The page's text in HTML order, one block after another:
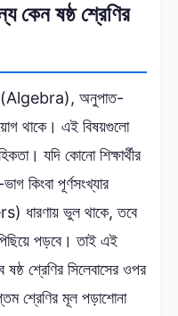
কেন ষষ্ঠ শ্রেণির
(Algebra), অনুপাত-
থাকে। এই বিষয়গুলো
যদি কোনো শিক্ষার্থীর
কিংবা পূর্ণসংখ্যার
ভুল থাকে, তবে
পড়বে। তাই এই
ষষ্ঠ শ্রেণির সিলেবাসের ওপর
শ্রেণির মূল পড়াশোনা